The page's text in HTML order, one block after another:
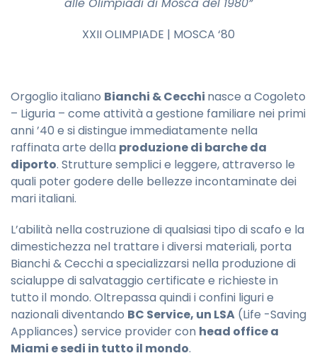
alle Olimpiadi di Mosca del 1980”
XXII OLIMPIADE | MOSCA ‘80
Orgoglio italiano Bianchi & Cecchi nasce a Cogoleto
– Liguria – come attività a gestione familiare nei primi
anni ’40 e si distingue immediatamente nella
raffinata arte della produzione di barche da
diporto. Strutture semplici e leggere, attraverso le
quali poter godere delle bellezze incontaminate dei
mari italiani.
L’abilità nella costruzione di qualsiasi tipo di scafo e la
dimestichezza nel trattare i diversi materiali, porta
Bianchi & Cecchi a specializzarsi nella produzione di
scialuppe di salvataggio certificate e richieste in
tutto il mondo. Oltrepassa quindi i confini liguri e
nazionali diventando BC Service, un LSA (Life -Saving
Appliances) service provider con head office a
Miami e sedi in tutto il mondo.